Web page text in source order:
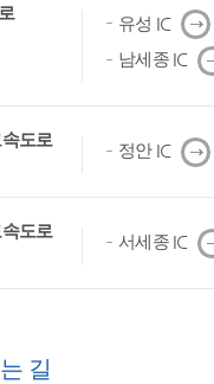
유성 IC 다
음
남세종 IC 다
음
도로
정안 IC 다
음
도로
서세종 IC 다
음
길